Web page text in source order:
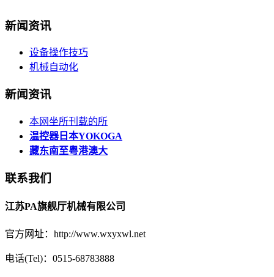
新闻资讯
设备操作技巧
机械自动化
新闻资讯
本网坐所刊载的所
温控器日本YOKOGA
藏东南至粤港澳大
联系我们
江苏PA旗舰厅机械有限公司
官方网址：http://www.wxyxwl.net
电话(Tel)：0515-68783888